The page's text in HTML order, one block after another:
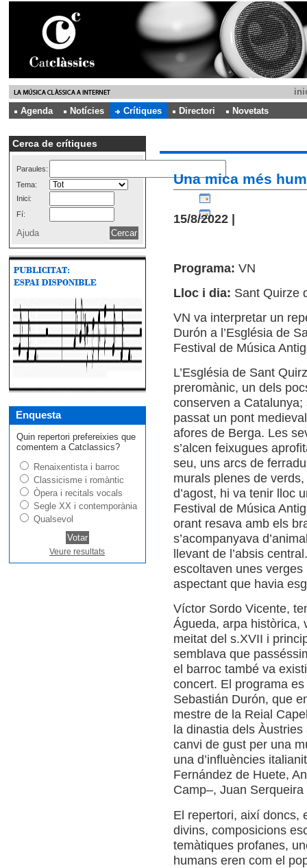
Agenda
Notícies Crítiques Directori Novetats
Cerca de crítiques
Paraules:
Tema:
Inici:
Fí:
Ajuda
Enquesta
Quin repertori prefereixies que
comentem a Catclassics?
Renaixentista i barroc
Classicisme i romàntic
Òpera i recitals vocals
Segle XX i contemporània
Qualsevol
Veure resultats
Una mica més
15/8/2022 |
Programa: VN
Lloc i dia: Sant Quirze
VN va interpretar un
Durón a l’Església de
Festival de Música
L’Església de Sant
preromànic, un dels
conserven a Catalunya;
passat un pont
afores de Berga. Les
s’alcen feixugues
seu, uns arcs de
murals plenes de
d’agost, hi va tenir lloc
Festival de Música
orant resava amb els
s’acompanyava
llevant de l’absis
escoltaven unes verges
aspectant que havia
Víctor Sordo Vicente,
Águeda, arpa històrica,
meitat del s.XVII i
semblava que
el barroc també va
concert. El programa
Sebastián Durón, que
mestre de la Reial
la dinastia dels
canvi de gust per una
una d’influències
Fernández de Huete,
Camp–, Juan
El repertori, així doncs,
divins, composicions
temàtiques profanes,
humans eren com el